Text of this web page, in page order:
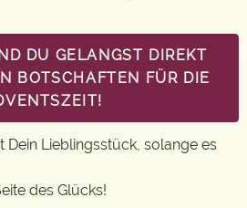
DU GELANGST DIREKT
BOTSCHAFTEN FÜR DIE
Dein Lieblingsstück, solange es
des Glücks!